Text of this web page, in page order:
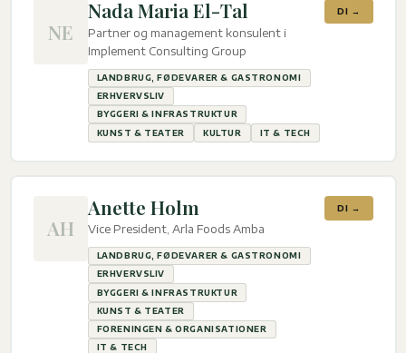
NE
Nada Maria El-Tal
Partner og management konsulent i
Implement Consulting Group
LANDBRUG, FØDEVARER & GASTRONOMI
ERHVERVSLIV
BYGGERI & INFRASTRUKTUR
KUNST & TEATER
KULTUR IT & TECH
DI →
AH
Anette Holm
Vice President, Arla Foods Amba
LANDBRUG, FØDEVARER & GASTRONOMI
ERHVERVSLIV
BYGGERI & INFRASTRUKTUR
KUNST & TEATER
FORENINGEN & ORGANISATIONER
IT & TECH
DI →